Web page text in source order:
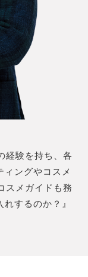
経験を持ち、各
ングやコスメ
スメガイドも務
するのか？』